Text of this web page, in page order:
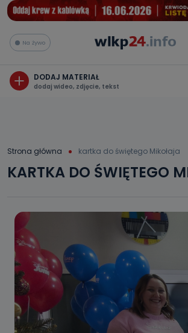
Na żywo
DODAJ MATERIAŁ
dodaj wideo, zdjęcie, tekst
Strona główna kartka do świętego Mikołaja
KARTKA DO ŚWIĘTEGO